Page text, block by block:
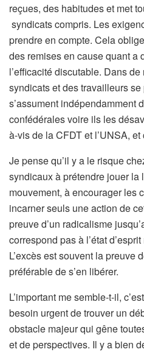
reçues, des habitudes et met
syndicats compris. Les
prendre en compte. Cela
des remises en cause quant a
l’efficacité discutable. Dans
syndicats et des travailleurs
s’assument indépendamment
confédérales voire ils les
à-vis de la CFDT et l’UNSA, et
Je pense qu’il y a le risque
syndicaux à prétendre jouer la
mouvement, à encourager les
incarner seuls une action de
preuve d’un radicalisme
correspond pas à l’état
L’excès est souvent la preuve
préférable de s’en libérer.
L’important me semble-t-il,
besoin urgent de trouver un
obstacle majeur qui gêne
et de perspectives. Il y a bien